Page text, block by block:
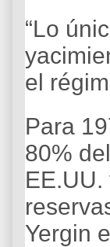
“Lo
el
Para
80%
Yergin